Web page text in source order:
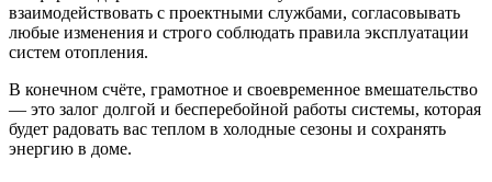
взаимодействовать с проектными службами, согласовывать
любые изменения и строго соблюдать правила эксплуатации
систем отопления.
В конечном счёте, грамотное и своевременное вмешательство
— это залог долгой и бесперебойной работы системы, которая
будет радовать вас теплом в холодные сезоны и сохранять
энергию в доме.